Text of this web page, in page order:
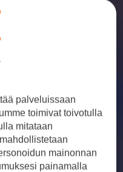
palveluissaan
toimivat toivotulla
mitataan
mainonnan
painamalla